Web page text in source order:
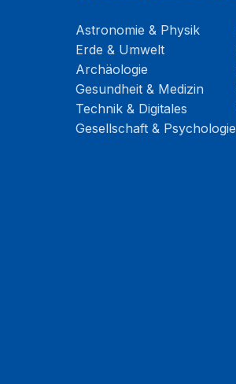
Astronomie & Physik
Erde & Umwelt
Archäologie
Gesundheit & Medizin
Technik & Digitales
Gesellschaft & Psychologie